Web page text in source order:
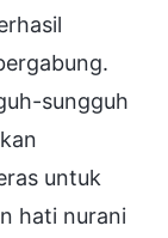
sungguh
untuk
hati nurani